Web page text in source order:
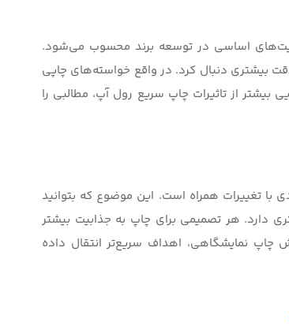
اساسی در توسعه برند محسوب می‌شود.
دقت بیشتری دنبال کرد. در واقع خواسته‌‌های چاپی
بیشتر از تاثیرات چاپ سریع رول آپ، مطالبی را
با تغییرات همراه است. این موضوع که بتوانید
دارد. هر تصمیمی برای چاپ به جذابیت بیشتر
چاپ نمایشگاهی، اهداف سریع‌تر انتقال داده